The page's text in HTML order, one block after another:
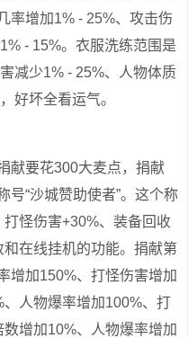
率增加1% - 25%、攻击伤
- 15%。衣服洗练范围是
减少1% - 25%、人物体质
好坏全看运气。
献要花300大麦点，捐献
“沙城赞助使者”。这个称
怪伤害+30%、装备回收
在线挂机的功能。捐献第
增加150%、打怪伤害增加
人物爆率增加100%、打
增加10%、人物爆率增加